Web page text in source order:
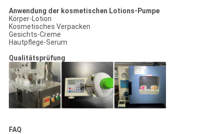
Anwendung der kosmetischen Lotions-Pumpe
Körper-Lotion
Kosmetisches Verpacken
Gesichts-Creme
Hautpflege-Serum
Qualitätsprüfung
FAQ